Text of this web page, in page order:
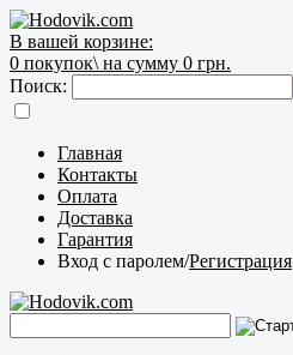
В вашей корзине:
0 покупок\ на сумму 0 грн.
Поиск:
Главная
Контакты
Оплата
Доставка
Гарантия
Вход с паролем/Регистрация